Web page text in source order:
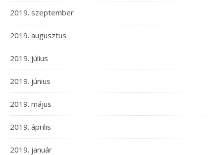
2019. szeptember
2019. augusztus
2019. július
2019. június
2019. május
2019. április
2019. január